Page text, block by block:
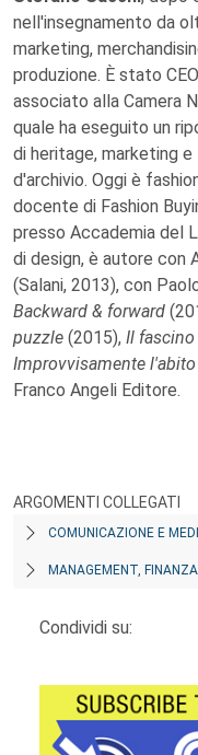
nell'insegnamento da
marketing,
produzione. È stato
associato alla Camera
quale ha eseguito un
di heritage, marketing
d'archivio. Oggi è
docente di Fashion
presso Accademia del
di design, è autore con
(Salani, 2013), con
Backward & forward
puzzle (2015), Il
Improvvisamente
Franco Angeli Editore.
ARGOMENTI COLLEGATI
COMUNICAZIONE E
MANAGEMENT,
Condividi su: